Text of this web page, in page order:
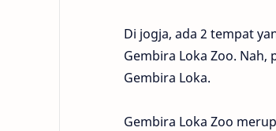
Di jogja, ada 2 tempat
Gembira Loka Zoo.
Gembira Loka.
Gembira Loka Zoo